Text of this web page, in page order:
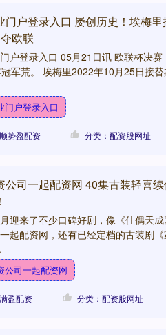
门户登录入口 屡创历史！埃梅
欧联
户登录入口 05月21日讯 欧联杯决
军荒。 埃梅里2022年10月25日接
门户登录入口
势盈配资 分类：配资股网址
公司一起配资网 40集古装轻喜
迎来了不少口碑好剧，像《佳偶天
起配资网，还有已经定档的古装剧
公司一起配资网
盈配资 分类：配资股网址